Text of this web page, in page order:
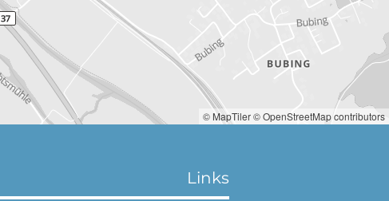
© MapTiler© OpenStreetMap contributors
Links